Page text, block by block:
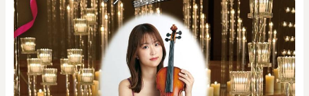
0 20000
円 ～ 円
クリア OK